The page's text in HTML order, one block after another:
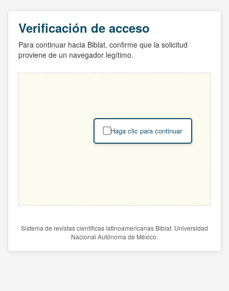
Verificación de acceso
Para continuar hacia Biblat, confirme que la solicitud
proviene de un navegador legítimo.
Haga clic para continuar
Sistema de revistas científicas latinoamericanas Biblat. Universidad
Nacional Autónoma de México.